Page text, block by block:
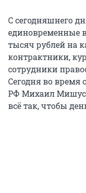
С сегодняшнего
единовременные
тысяч рублей на
контрактники,
сотрудники
Сегодня во время
РФ Михаил
всё так, чтобы